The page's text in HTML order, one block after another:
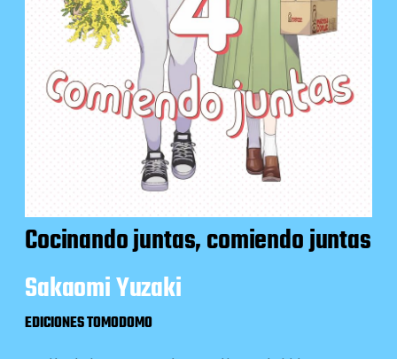
Cocinando juntas, comiendo juntas
Sakaomi Yuzaki
EDICIONES TOMODOMO